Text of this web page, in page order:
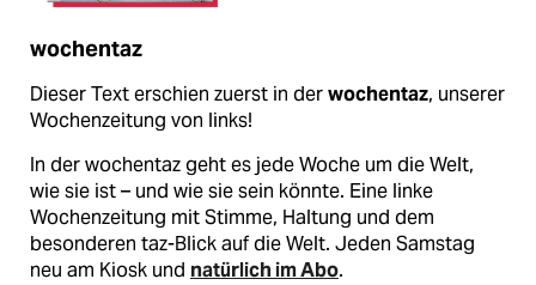
wochentaz
Dieser Text erschien zuerst in derwochentaz, unserer
Wochenzeitung von links!
In der wochentaz geht es jede Woche um die Welt,
wie sie ist – und wie sie sein könnte. Eine linke
Wochenzeitung mit Stimme, Haltung und dem
besonderen taz-Blick auf die Welt. Jeden Samstag
neu am Kiosk und natürlich im Abo.